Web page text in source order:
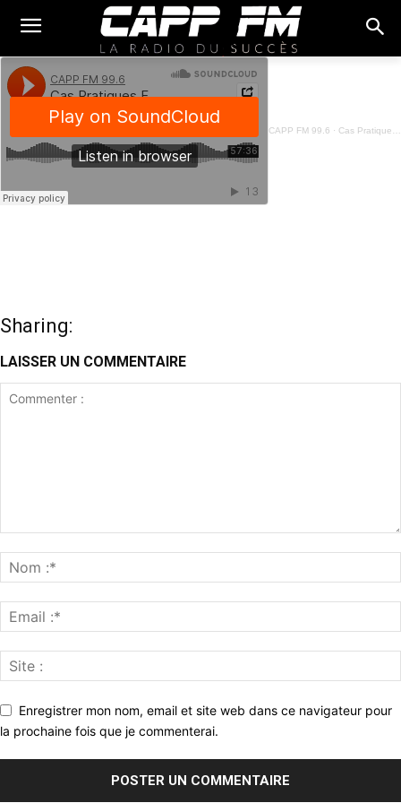
CAPP FM 99.6 · Cas Pratiques Français - 08 Septembre 2023
Sharing:
LAISSER UN COMMENTAIRE
Enregistrer mon nom, email et site web dans ce navigateur pour
la prochaine fois que je commenterai.